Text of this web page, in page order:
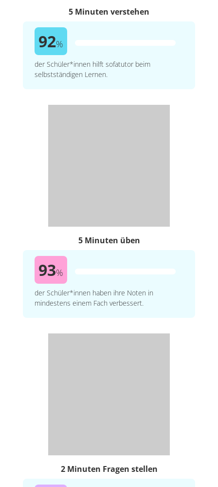
5 Minuten verstehen
92%
der Schüler*innen hilft sofatutor beim
selbstständigen Lernen.
5 Minuten üben
93%
der Schüler*innen haben ihre Noten in
mindestens einem Fach verbessert.
2 Minuten Fragen stellen